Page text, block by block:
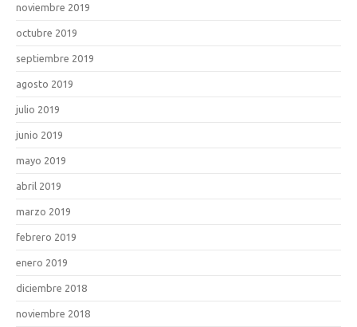
noviembre 2019
octubre 2019
septiembre 2019
agosto 2019
julio 2019
junio 2019
mayo 2019
abril 2019
marzo 2019
febrero 2019
enero 2019
diciembre 2018
noviembre 2018